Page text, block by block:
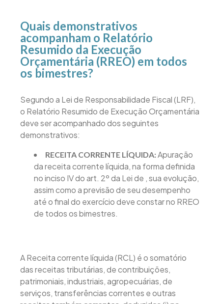
Quais demonstrativos
acompanham o Relatório
Resumido da Execução
Orçamentária (RREO) em todos
os bimestres?
Segundo a Lei de Responsabilidade Fiscal (LRF),
o Relatório Resumido de Execução Orçamentária
deve ser acompanhado dos seguintes
demonstrativos:
RECEITA CORRENTE LÍQUIDA:Apuração
da receita corrente líquida, na forma definida
no inciso IV do art. 2º da Lei de , sua evolução,
assim como a previsão de seu desempenho
até o final do exercício deve constar no RREO
de todos os bimestres.
A Receita corrente líquida (RCL) é o somatório
das receitas tributárias, de contribuições,
patrimoniais, industriais, agropecuárias, de
serviços, transferências correntes e outras